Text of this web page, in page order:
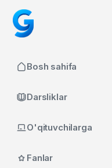
Bosh sahifa
Darsliklar
O'qituvchilarga
Fanlar